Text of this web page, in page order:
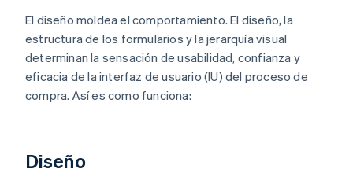
El diseño moldea el comportamiento. El diseño, la
estructura de los formularios y la jerarquía visual
determinan la sensación de usabilidad, confianza y
eficacia de la interfaz de usuario (IU) del proceso de
compra. Así es como funciona:
Diseño